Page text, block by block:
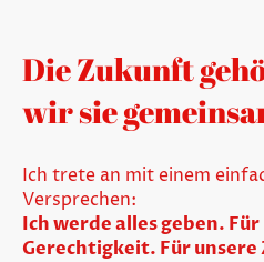
Die Zukunft
wir sie
Ich trete an mit einem
Versprechen:
Ich werde alles geben.
Gerechtigkeit. Für